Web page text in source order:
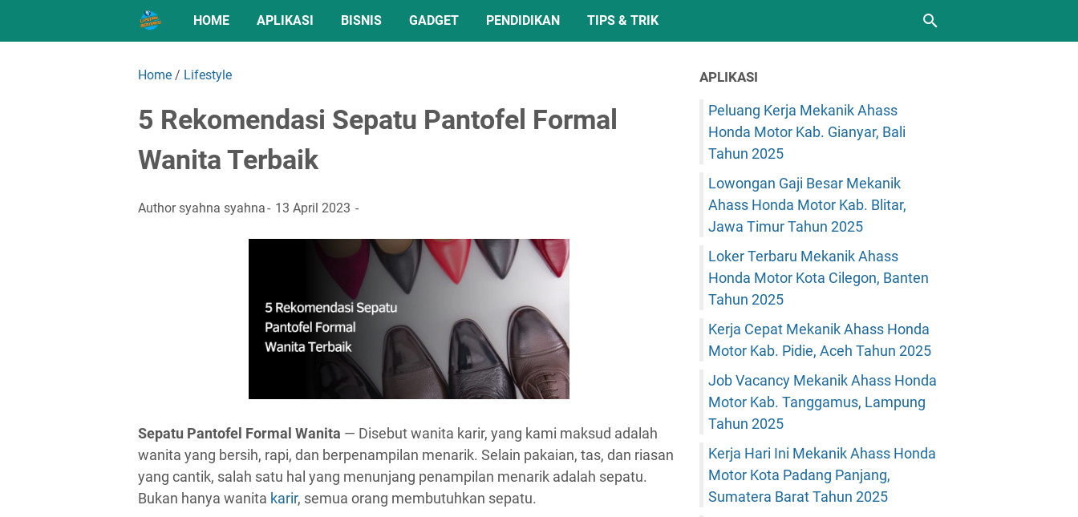
HOME APLIKASI BISNIS GADGET PENDIDIKAN TIPS & TRIK
Home / Lifestyle
5 Rekomendasi Sepatu Pantofel Formal
Wanita Terbaik
Authorsyahna syahna 13 April 2023
Sepatu Pantofel Formal Wanita — Disebut wanita karir, yang kami maksud adalah
wanita yang bersih, rapi, dan berpenampilan menarik. Selain pakaian, tas, dan riasan
yang cantik, salah satu hal yang menunjang penampilan menarik adalah sepatu.
Bukan hanya wanita karir, semua orang membutuhkan sepatu.
APLIKASI
Peluang Kerja Mekanik Ahass
Honda Motor Kab. Gianyar, Bali
Tahun 2025
Lowongan Gaji Besar Mekanik
Ahass Honda Motor Kab. Blitar,
Jawa Timur Tahun 2025
Loker Terbaru Mekanik Ahass
Honda Motor Kota Cilegon, Banten
Tahun 2025
Kerja Cepat Mekanik Ahass Honda
Motor Kab. Pidie, Aceh Tahun 2025
Job Vacancy Mekanik Ahass Honda
Motor Kab. Tanggamus, Lampung
Tahun 2025
Kerja Hari Ini Mekanik Ahass Honda
Motor Kota Padang Panjang,
Sumatera Barat Tahun 2025